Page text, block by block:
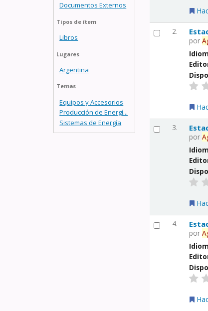
Documentos Externos
Tipos de ítem
Libros
Lugares
Argentina
Temas
Equipos y Accesorios
Producción de Energí...
Sistemas de Energía
2.
por
3.
por
4.
por